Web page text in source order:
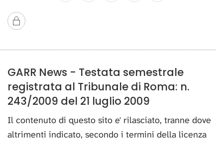
GARR News - Testata semestrale
registrata al Tribunale di Roma: n.
243/2009 del 21 luglio 2009
Il contenuto di questo sito e' rilasciato, tranne dove
altrimenti indicato, secondo i termini della licenza